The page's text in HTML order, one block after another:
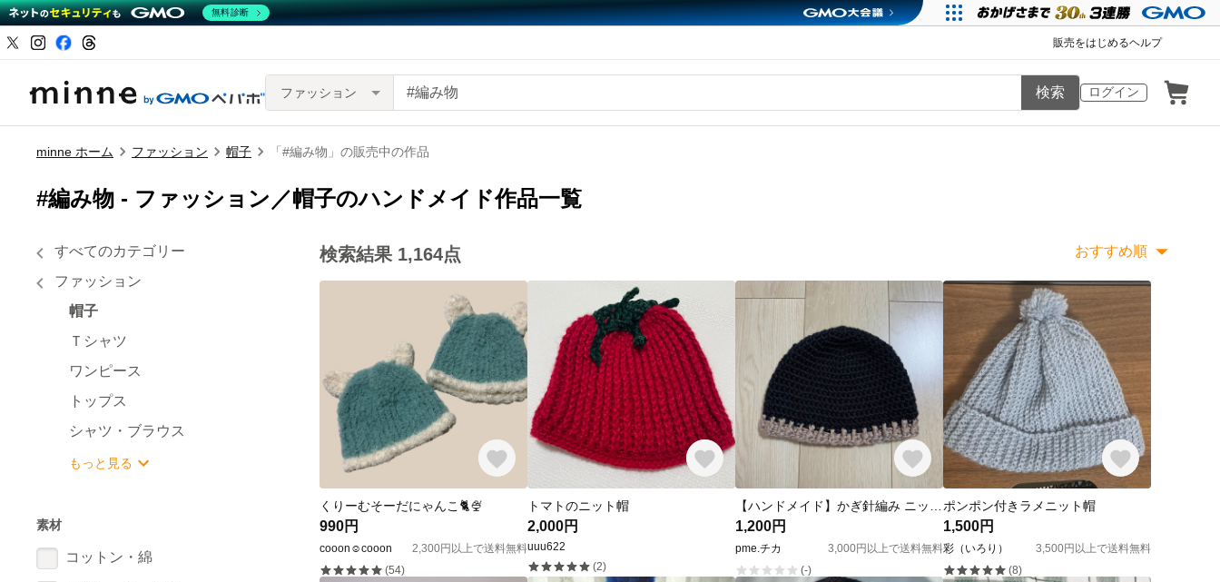
販売をはじめるヘルプ
ログイン
ファッション 検索
minne ホーム ファッション 帽子 「#編み物」の販売中の作品
#編み物 - ファッション／帽子のハンドメイド作品一覧
すべてのカテゴリー
ファッション
帽子
Ｔシャツ
ワンピース
トップス
シャツ・ブラウス
もっと見る
素材
コットン・綿
検索結果 1,164点 おすすめ順
くりーむそーだにゃんこ🐈🍨
990円
cooon☺︎cooon
2,300円以上で送料無料
(54)
トマトのニット帽
2,000円
uuu622
(2)
1,200円
pme.チカ
3,000円以上で送料無料
(-)
ポンポン付きラメニット帽
1,500円
彩（いろり）
3,500円以上で送料無料
(8)
無料診断